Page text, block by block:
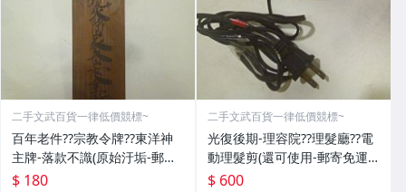
二手文武百貨一律低價競標~
百年老件??宗教令牌??東洋神
主牌-落款不識(原始汙垢-郵寄
免運費)罕見收藏品-60729
$ 180
二手文武百貨一律低價競標~
光復後期-理容院??理髮廳??電
動理髮剪(還可使用-郵寄免運
費)收藏品~收藏用
$ 600